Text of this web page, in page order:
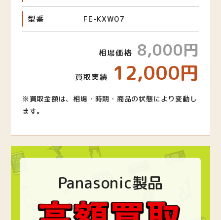
型番 FE-KXW07
相場価格 8,000円
買取実績 12,000円
※買取金額は、相場・時期・商品の状態により変動し
ます。
Panasonic製品